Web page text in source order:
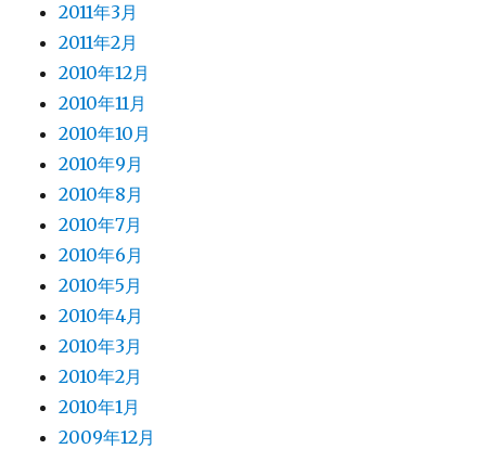
2011年3月
2011年2月
2010年12月
2010年11月
2010年10月
2010年9月
2010年8月
2010年7月
2010年6月
2010年5月
2010年4月
2010年3月
2010年2月
2010年1月
2009年12月